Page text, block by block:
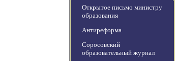
Открытое письмо министру
образования
Антиреформа
Соросовский
образовательный журнал